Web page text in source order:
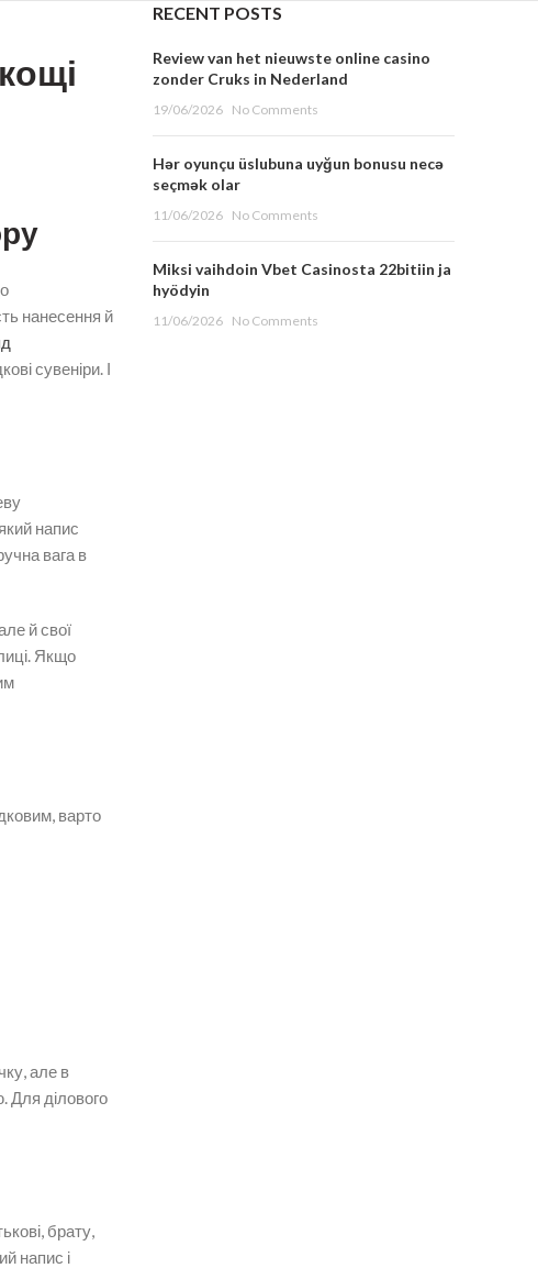
нанесення й
сувеніри. І
напис
вага в
й свої
Якщо
варто
але в
Для ділового
брату,
напис і
RECENT POSTS
Review van het nieuwste online casino
zonder Cruks in Nederland
19/06/2026 No Comments
Hər oyunçu üslubuna uyğun bonusu necə
seçmək olar
11/06/2026 No Comments
Miksi vaihdoin Vbet Casinosta 22bitiin ja
hyödyin
11/06/2026 No Comments